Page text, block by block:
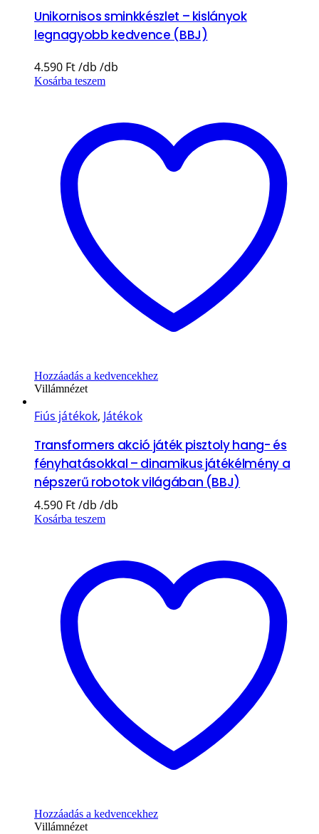
Unikornisos sminkkészlet – kislányok
legnagyobb kedvence (BBJ)
4.590 Ft
Kosárba teszem
Hozzáadás a kedvencekhez
Villámnézet
Fiús játékok, Játékok
Transformers akció játék pisztoly hang- és
fényhatásokkal – dinamikus játékélmény a
népszerű robotok világában (BBJ)
4.590 Ft
Kosárba teszem
Hozzáadás a kedvencekhez
Villámnézet